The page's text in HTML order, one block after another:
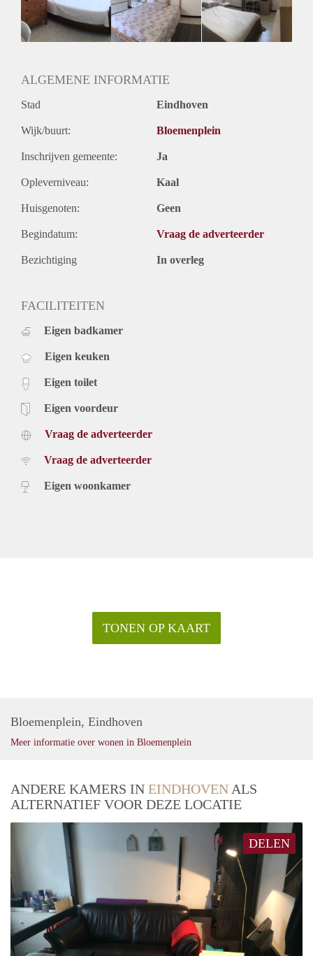
N.V.T.
Huurtermijn
Onbepaalde termijn
ALGEMENE INFORMATIE
Stad Eindhoven
Wijk/buurt: Bloemenplein
Inschrijven gemeente: Ja
Opleverniveau: Kaal
Huisgenoten: Geen
Begindatum: Vraag de adverteerder
Bezichtiging In overleg
FACILITEITEN
Eigen badkamer
Eigen keuken
Eigen toilet
Eigen voordeur
Vraag de adverteerder
Vraag de adverteerder
Eigen woonkamer
TONEN OP KAART
Bloemenplein, Eindhoven
Meer informatie over wonen in Bloemenplein
ANDERE KAMERS IN EINDHOVEN ALS
ALTERNATIEF VOOR DEZE LOCATIE
DELEN